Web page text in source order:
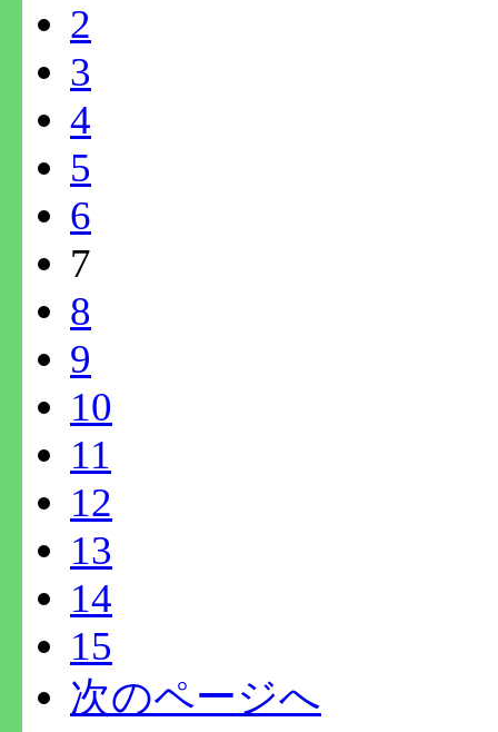
2
3
4
5
6
7
8
9
10
11
12
13
14
15
次のページへ